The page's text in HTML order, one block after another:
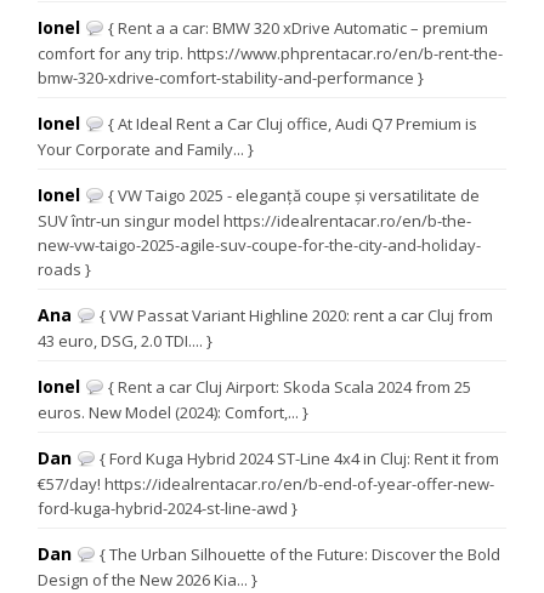
Ionel
{ Rent a a car: BMW 320 xDrive Automatic – premium
comfort for any trip. https://www.phprentacar.ro/en/b-rent-the-
bmw-320-xdrive-comfort-stability-and-performance }
Ionel
{ At Ideal Rent a Car Cluj office, Audi Q7 Premium is
Your Corporate and Family... }
Ionel
{ VW Taigo 2025 - eleganță coupe și versatilitate de
SUV într-un singur model https://idealrentacar.ro/en/b-the-
new-vw-taigo-2025-agile-suv-coupe-for-the-city-and-holiday-
roads }
Ana
{ VW Passat Variant Highline 2020: rent a car Cluj from
43 euro, DSG, 2.0 TDI.... }
Ionel
{ Rent a car Cluj Airport: Skoda Scala 2024 from 25
euros. New Model (2024): Comfort,... }
Dan
{ Ford Kuga Hybrid 2024 ST-Line 4x4 in Cluj: Rent it from
€57/day! https://idealrentacar.ro/en/b-end-of-year-offer-new-
ford-kuga-hybrid-2024-st-line-awd }
Dan
{ The Urban Silhouette of the Future: Discover the Bold
Design of the New 2026 Kia... }